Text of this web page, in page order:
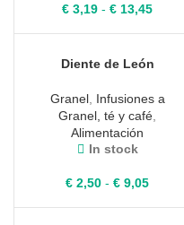
€ 3,19 - € 13,45Rango
desde
Diente de León
Granel, Infusiones a
Granel, té y café
Alimentación
In stock
€ 2,50 - € 9,05Rango